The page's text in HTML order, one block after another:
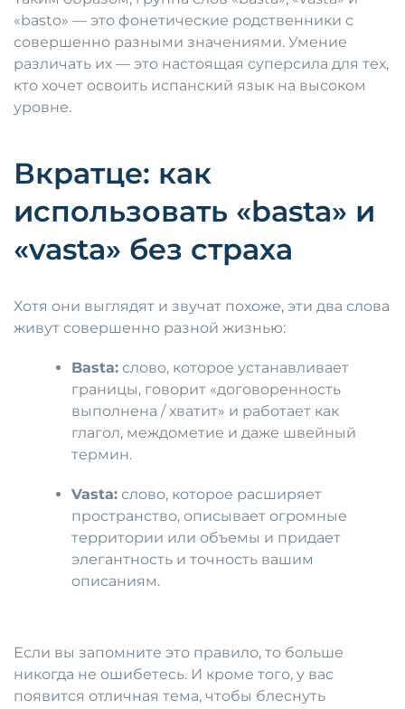
«basto» — это фонетические родственники с
совершенно разными значениями. Умение
различать их — это настоящая суперсила для тех,
кто хочет освоить испанский язык на высоком
уровне.
Вкратце: как
использовать «basta» и
«vasta» без страха
Хотя они выглядят и звучат похоже, эти два слова
живут совершенно разной жизнью:
Basta: слово, которое устанавливает
границы, говорит «договоренность
выполнена / хватит» и работает как
глагол, междометие и даже швейный
термин.
Vasta: слово, которое расширяет
пространство, описывает огромные
территории или объемы и придает
элегантность и точность вашим
описаниям.
Если вы запомните это правило, то больше
никогда не ошибетесь. И кроме того, у вас
появится отличная тема, чтобы блеснуть